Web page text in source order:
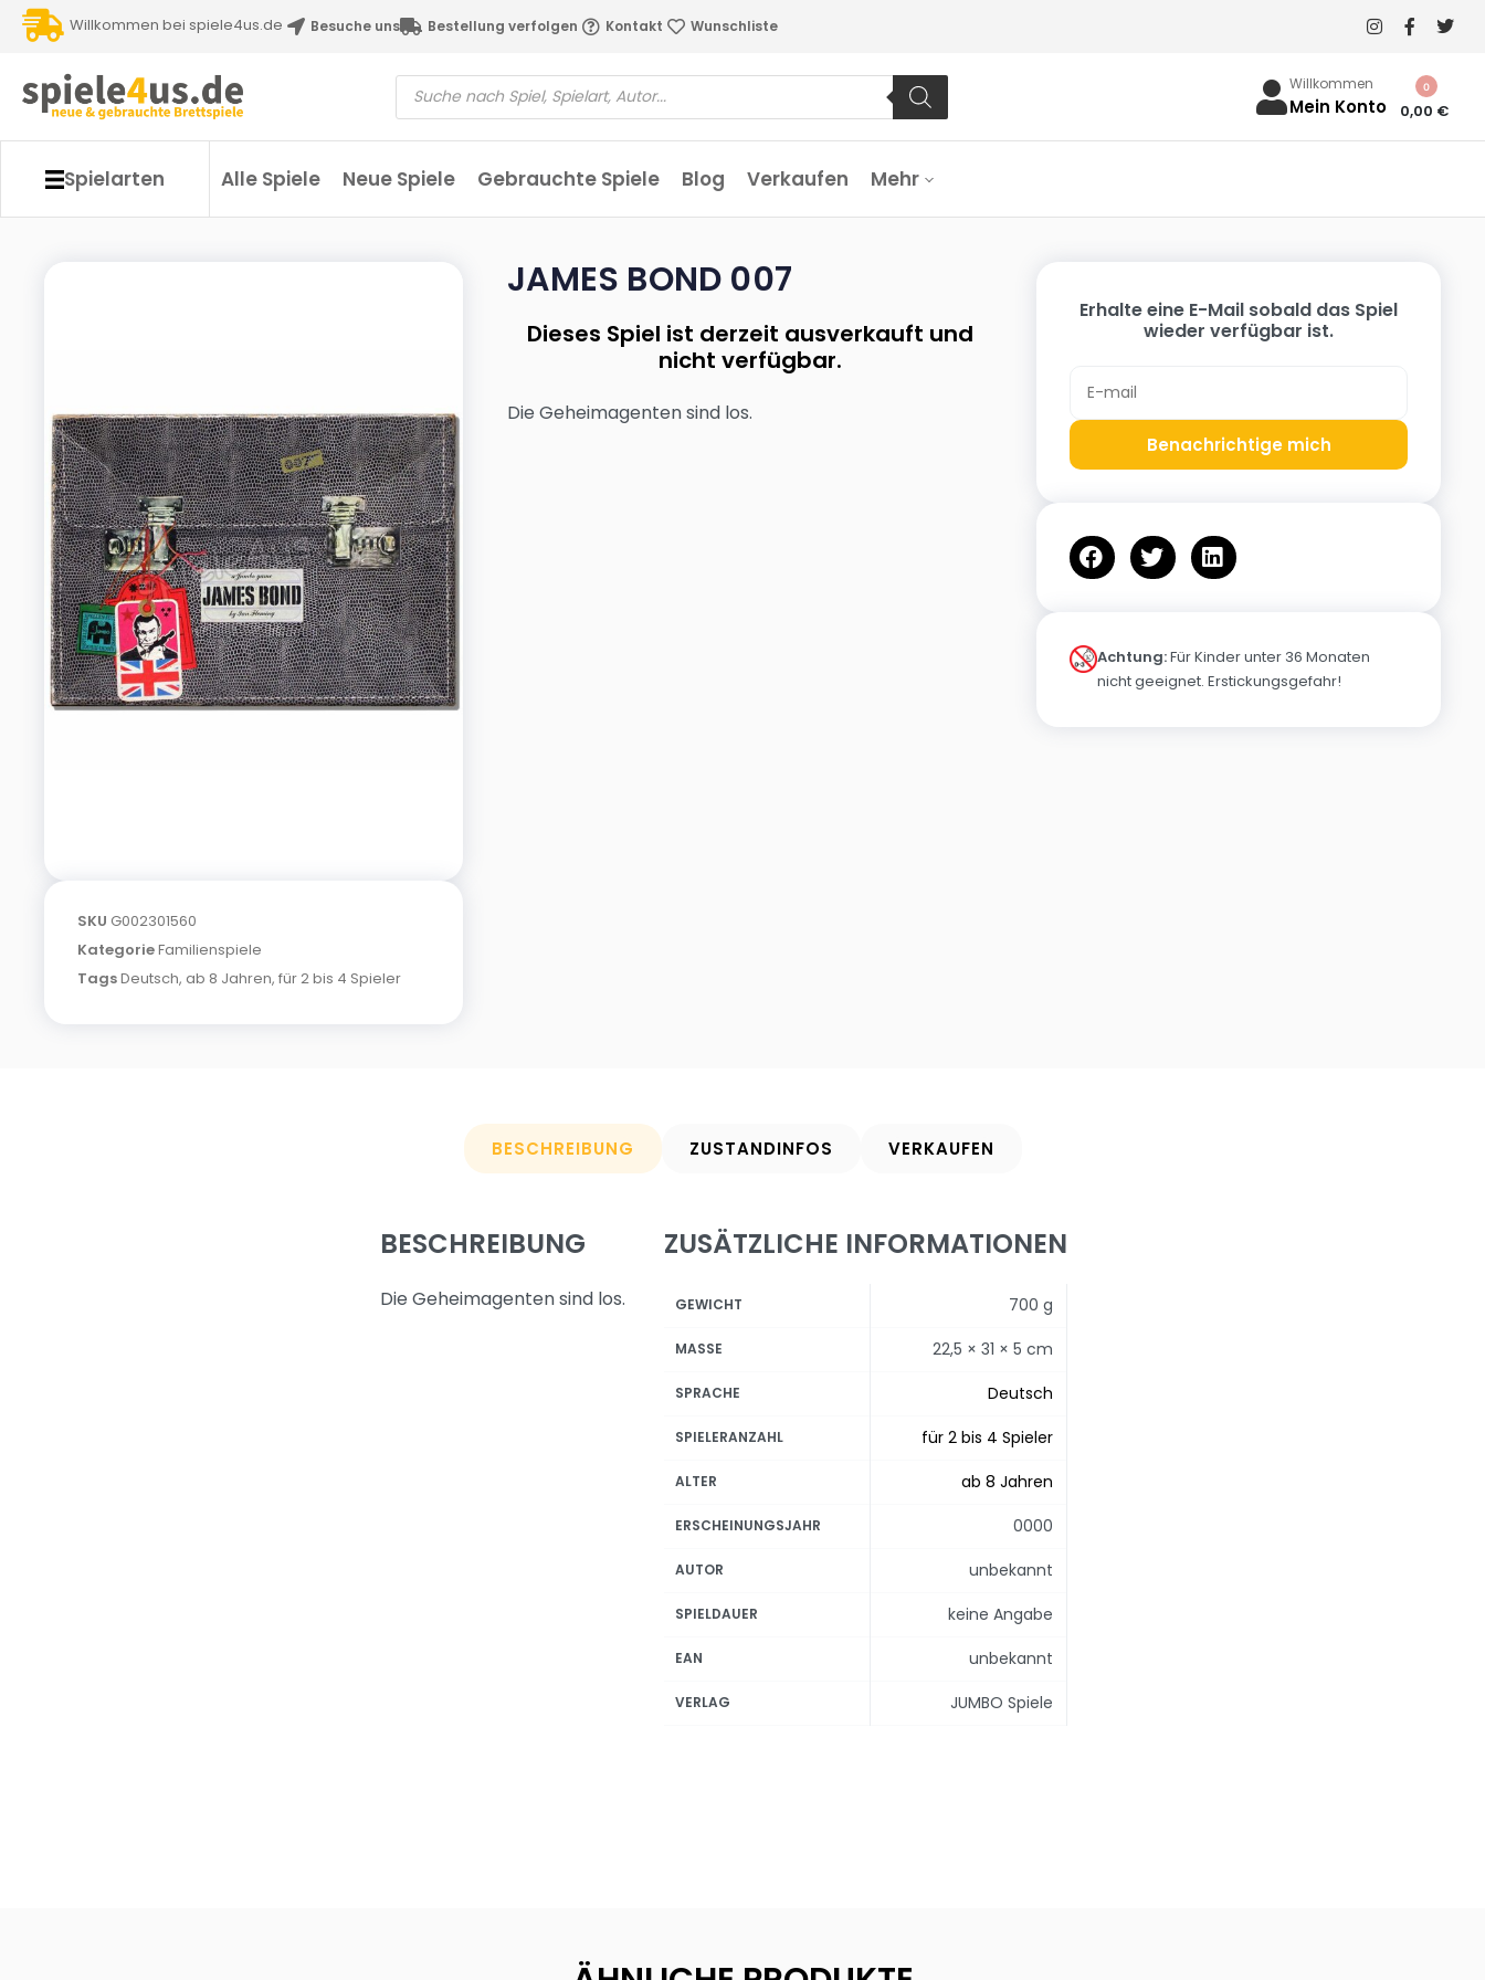
Willkommen bei spiele4us.de Besuche uns Bestellung verfolgen Kontakt Wunschliste
Willkommen
Mein Konto 0,00 €
0
Spielarten Alle Spiele Neue Spiele Gebrauchte Spiele Blog Verkaufen Mehr
SKU G002301560
KategorieFamilienspiele
TagsDeutsch, ab 8 Jahren, für 2 bis 4 Spieler
JAMES BOND 007
Dieses Spiel ist derzeit ausverkauft und
nicht verfügbar.
Die Geheimagenten sind los.
Erhalte eine E-Mail sobald das Spiel
wieder verfügbar ist.
Benachrichtige mich
Achtung:Für Kinder unter 36 Monaten
nicht geeignet. Erstickungsgefahr!
BESCHREIBUNG ZUSTANDINFOS VERKAUFEN
BESCHREIBUNG
Die Geheimagenten sind los.
ZUSÄTZLICHE INFORMATIONEN
GEWICHT 700 g
MASSE 22,5 × 31 × 5 cm
SPRACHE Deutsch
SPIELERANZAHL für 2 bis 4 Spieler
ALTER ab 8 Jahren
ERSCHEINUNGSJAHR 0000
AUTOR unbekannt
SPIELDAUER keine Angabe
EAN unbekannt
VERLAG JUMBO Spiele